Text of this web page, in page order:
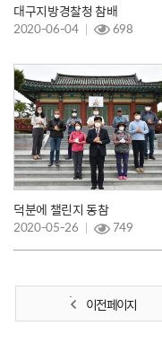
대구지방경찰청 참배
2020-06-04 698
덕분에 챌린지 동참
2020-05-26 749
이전 페이지